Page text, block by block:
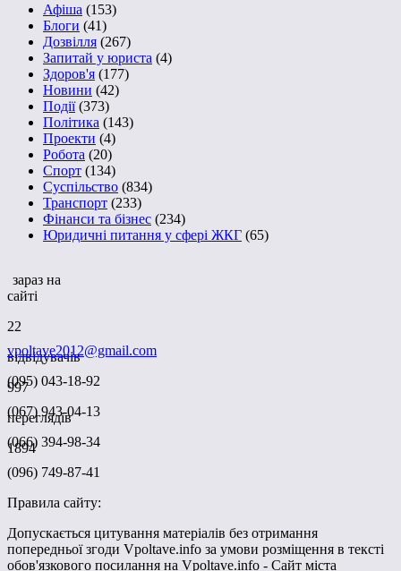
Афіша (153)
Блоги (41)
Дозвілля (267)
Запитай у юриста (4)
Здоров'я (177)
Новини (42)
Події(373)
Політика (143)
Проекти (4)
Робота (20)
Спорт (134)
Суспільство (834)
Транспорт (233)
Фінанси та бізнес (234)
Юридичні питання у сфері ЖКГ (65)
зараз на
сайті
22
відвідувачів
997
переглядів
1894
vpoltave2012@gmail.com
(095) 043-18-92
(067) 943-04-13
(066) 394-98-34
(096) 749-87-41
Правила сайту:
Допускається цитування матеріалів без отримання
попередньої згоди Vpoltave.info за умови розміщення в тексті
обов'язкового посилання на Vpoltave.info - Сайт міста